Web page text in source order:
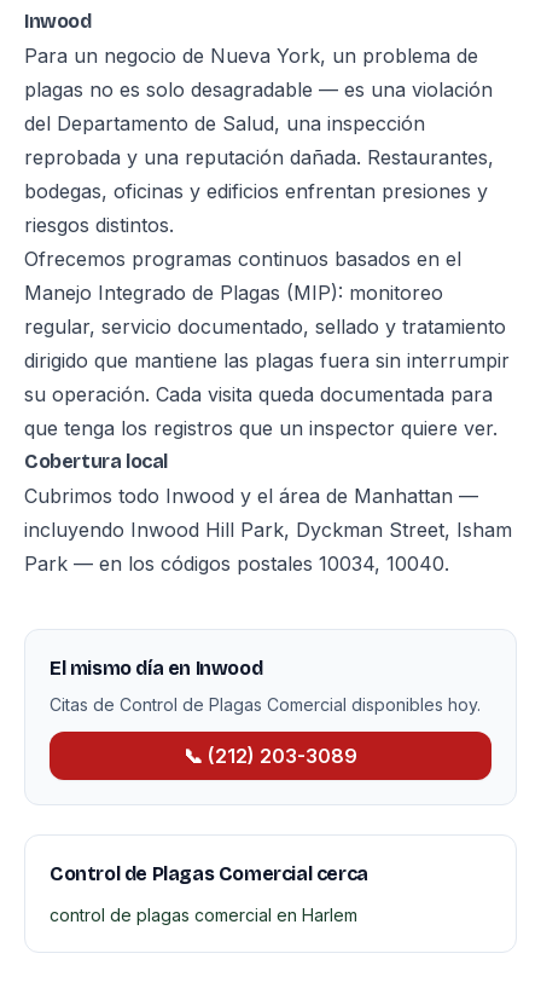
Inwood
Para un negocio de Nueva York, un problema de
plagas no es solo desagradable — es una violación
del Departamento de Salud, una inspección
reprobada y una reputación dañada. Restaurantes,
bodegas, oficinas y edificios enfrentan presiones y
riesgos distintos.
Ofrecemos programas continuos basados en el
Manejo Integrado de Plagas (MIP): monitoreo
regular, servicio documentado, sellado y tratamiento
dirigido que mantiene las plagas fuera sin interrumpir
su operación. Cada visita queda documentada para
que tenga los registros que un inspector quiere ver.
Cobertura local
Cubrimos todo Inwood y el área de Manhattan —
incluyendo Inwood Hill Park, Dyckman Street, Isham
Park — en los códigos postales 10034, 10040.
El mismo día en Inwood
Citas de Control de Plagas Comercial disponibles hoy.
📞 (212) 203-3089
Control de Plagas Comercial cerca
control de plagas comercial en Harlem